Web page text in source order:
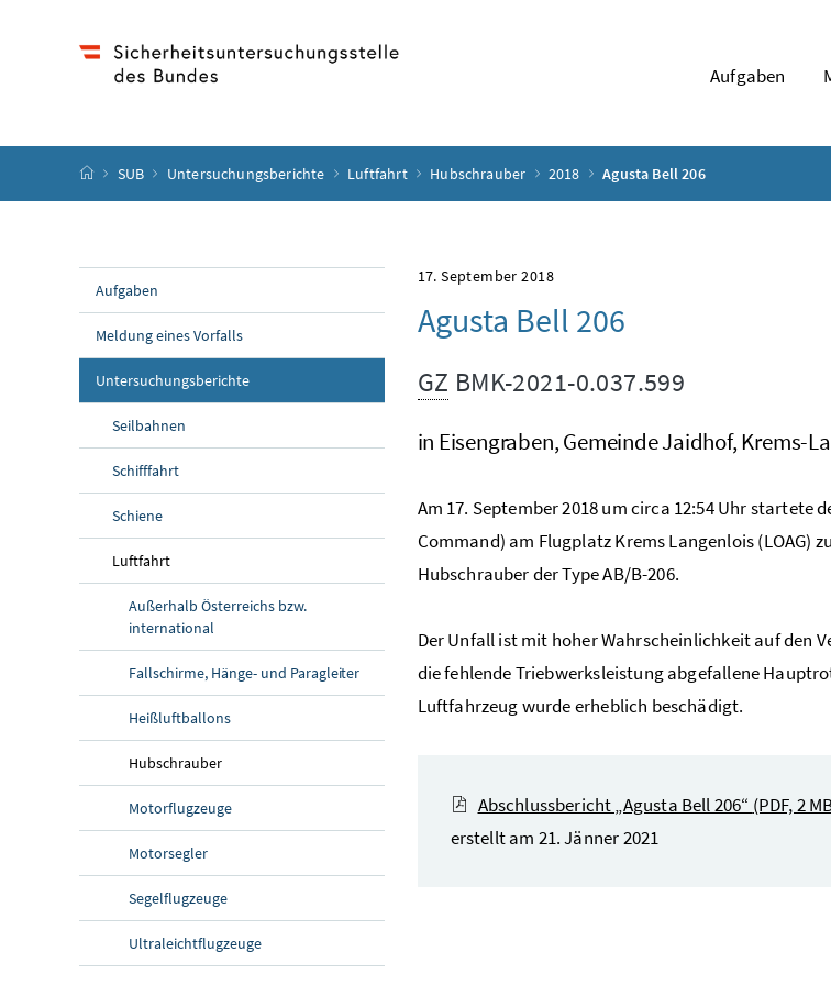
Aufgaben
Startseite
SUB Untersuchungsberichte Luftfahrt Hubschrauber 2018 Agusta Bell 206
Aufgaben
Meldung eines Vorfalls
Untersuchungsberichte
Seilbahnen
Schifffahrt
Schiene
Luftfahrt
Außerhalb Österreichs bzw.
international
Fallschirme, Hänge- und Paragleiter
Heißluftballons
Hubschrauber
Motorflugzeuge
Motorsegler
Segelflugzeuge
Ultraleichtflugzeuge
17. September 2018
Agusta Bell 206
GZ BMK-2021-0.037.599
in Eisengraben, Gemeinde Jaidhof, Krems-
Am 17. September 2018 um circa 12:54 Uhr startete
Command) am Flugplatz Krems Langenlois (LOAG)
Hubschrauber der Type AB/B-206.
Der Unfall ist mit hoher Wahrscheinlichkeit auf den
die fehlende Triebwerksleistung abgefallene
Luftfahrzeug wurde erheblich beschädigt.
Abschlussbericht „Agusta Bell 206“ (PDF, 2
erstellt am 21. Jänner 2021